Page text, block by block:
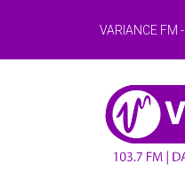
VARIANCE